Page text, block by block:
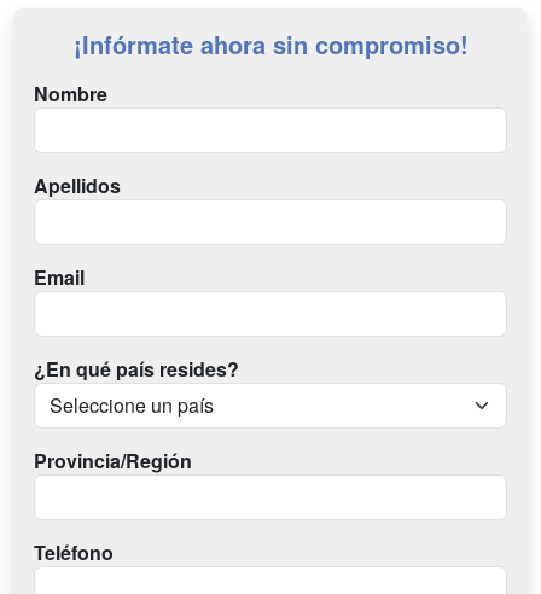
¡Infórmate ahora sin compromiso!
Nombre
Apellidos
Email
¿En qué país resides?
Provincia/Región
Teléfono